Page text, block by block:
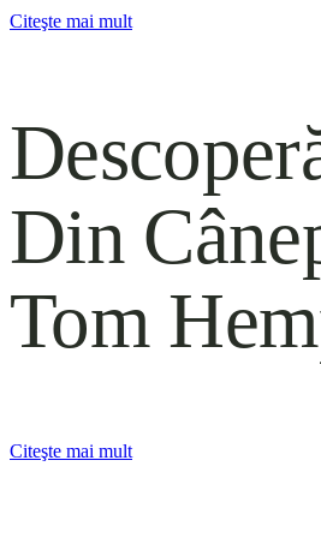
Citeşte mai mult
Din
Tom
Citeşte mai mult